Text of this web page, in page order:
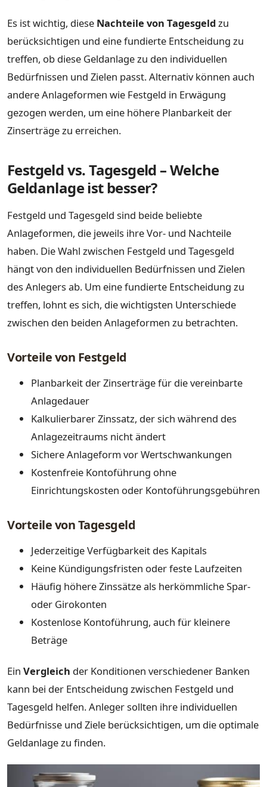
Es ist wichtig, diese Nachteile von Tagesgeldzu
berücksichtigen und eine fundierte Entscheidung zu
treffen, ob diese Geldanlage zu den individuellen
Bedürfnissen und Zielen passt. Alternativ können auch
andere Anlageformen wie Festgeld in Erwägung
gezogen werden, um eine höhere Planbarkeit der
Zinserträge zu erreichen.
Festgeld vs. Tagesgeld – Welche
Geldanlage ist besser?
Festgeld und Tagesgeld sind beide beliebte
Anlageformen, die jeweils ihre Vor- und Nachteile
haben. Die Wahl zwischen Festgeld und Tagesgeld
hängt von den individuellen Bedürfnissen und Zielen
des Anlegers ab. Um eine fundierte Entscheidung zu
treffen, lohnt es sich, die wichtigsten Unterschiede
zwischen den beiden Anlageformen zu betrachten.
Vorteile von Festgeld
Planbarkeit der Zinserträge für die vereinbarte
Anlagedauer
Kalkulierbarer Zinssatz, der sich während des
Anlagezeitraums nicht ändert
Sichere Anlageform vor Wertschwankungen
Kostenfreie Kontoführung ohne
Einrichtungskosten oder Kontoführungsgebühren
Vorteile von Tagesgeld
Jederzeitige Verfügbarkeit des Kapitals
Keine Kündigungsfristen oder feste Laufzeiten
Häufig höhere Zinssätze als herkömmliche Spar-
oder Girokonten
Kostenlose Kontoführung, auch für kleinere
Beträge
Ein Vergleich der Konditionen verschiedener Banken
kann bei der Entscheidung zwischen Festgeld und
Tagesgeld helfen. Anleger sollten ihre individuellen
Bedürfnisse und Ziele berücksichtigen, um die optimale
Geldanlage zu finden.